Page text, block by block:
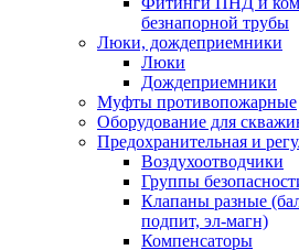
безнапорной трубы
Люки, дождеприемники
Люки
Дождеприемники
Муфты противопожарные
Оборудование для
Предохранительная и
Воздухоотводчики
Группы
Клапаны разные
подпит, эл-магн)
Компенсаторы